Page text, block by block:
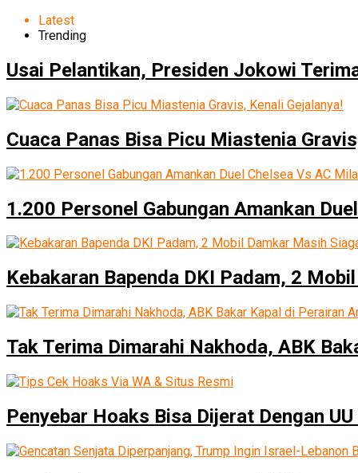
Latest
Trending
Usai Pelantikan, Presiden Jokowi
Cuaca Panas Bisa Picu Miastenia
1.200 Personel Gabungan Amankan
Kebakaran Bapenda DKI Padam, 2
Tak Terima Dimarahi Nakhoda, ABK
Penyebar Hoaks Bisa Dijerat Dengan